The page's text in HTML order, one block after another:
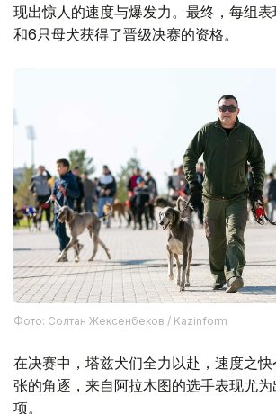
现出惊人的速度与爆发力。最终，每组
和6只母犬获得了晋级决赛的资格。
Фото: Солтан Жексенбеков / Kazinform
在决赛中，塔兹犬们全力以赴，速度之
张的角逐，来自阿拉木图的选手表现尤
项。